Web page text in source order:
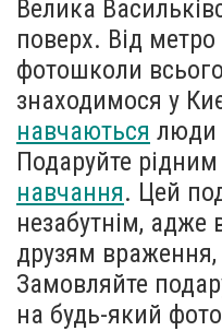
Велика
поверх. Від
фотошколи
знаходимося у
навчаються люди
Подаруйте рідним
навчання. Цей
незабутнім,
друзям враження,
Замовляйте
на будь-який